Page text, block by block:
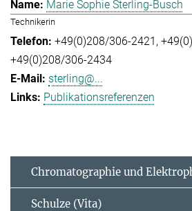
Marie Sophie Sterling-Busch
Technikerin
+49(0)208/306-2421
+49(0)208/306-2434
sterling@...
Publikationsreferenzen
Chromatographie und
Schulze (Vita)